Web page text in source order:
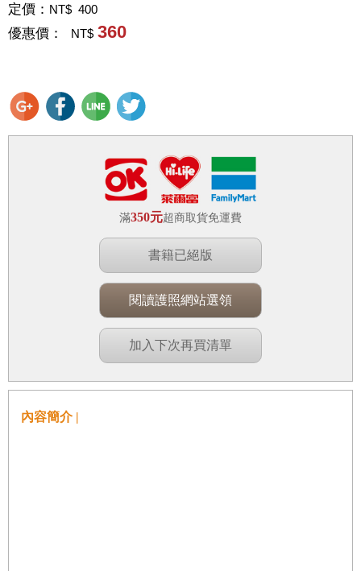
定價： NT$ 400
優惠價： NT$ 360
滿350元超商取貨免運費
書籍已絕版
閱讀護照網站選領
加入下次再買清單
內容簡介 |